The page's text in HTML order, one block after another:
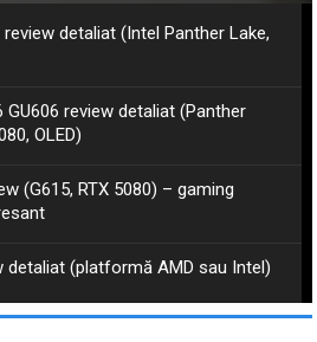
detaliat (Intel Panther Lake,
GU606 review detaliat (Panther
OLED)
(G615, RTX 5080) – gaming
(platformă AMD sau Intel)